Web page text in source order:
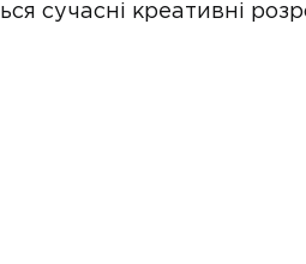
сучасні креативні